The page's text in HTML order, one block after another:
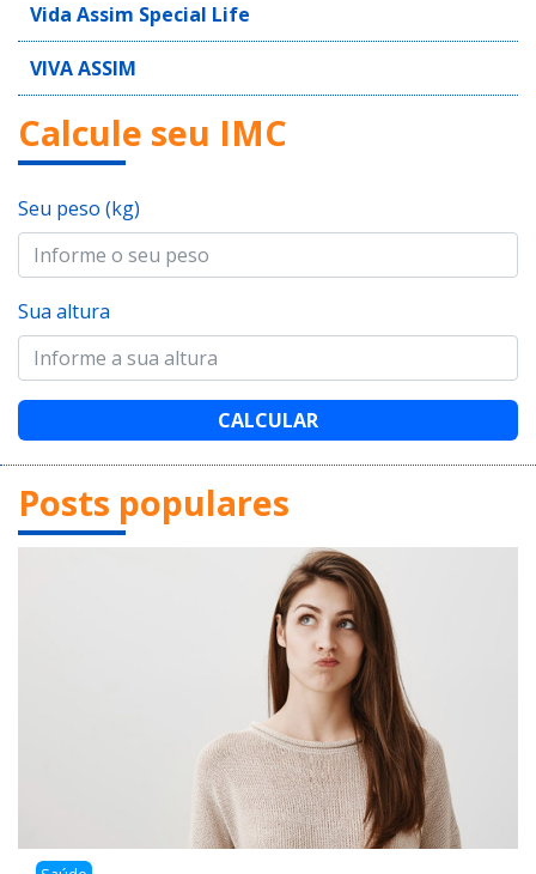
Vida Assim Special Life
VIVA ASSIM
Calcule seu IMC
Seu peso (kg)
Sua altura
CALCULAR
Posts populares